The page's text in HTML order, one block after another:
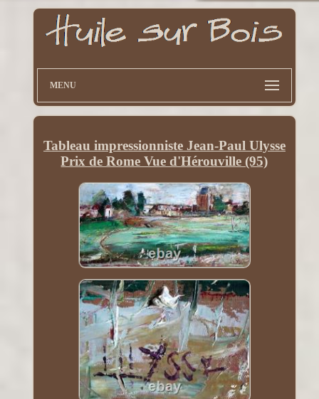
MENU
Tableau impressionniste Jean-Paul Ulysse
Prix de Rome Vue d'Hérouville (95)